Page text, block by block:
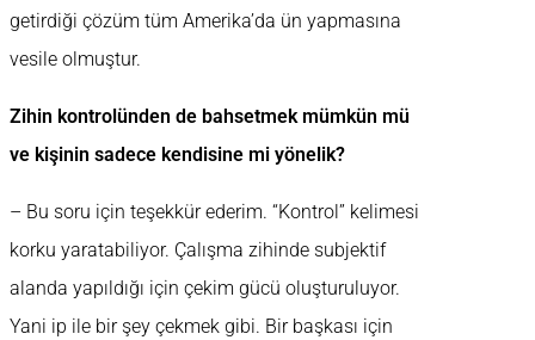
getirdiği çözüm tüm Amerika’da ün yapmasına
vesile olmuştur.
Zihin kontrolünden de bahsetmek mümkün mü
ve kişinin sadece kendisine mi yönelik?
– Bu soru için teşekkür ederim. “Kontrol” kelimesi
korku yaratabiliyor. Çalışma zihinde subjektif
alanda yapıldığı için çekim gücü oluşturuluyor.
Yani ip ile bir şey çekmek gibi. Bir başkası için